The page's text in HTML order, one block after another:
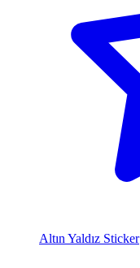
Altın Yaldız Sticker